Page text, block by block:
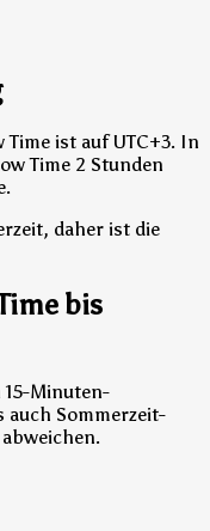
ist auf UTC+3. In
Time 2 Stunden
daher ist die
bis
15-Minuten-
auch Sommerzeit-